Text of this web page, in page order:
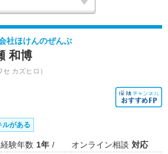
社ほけんのぜんぶ
和博
セ カズヒロ）
ルがある
経験年数 1年 オンライン相談 対応